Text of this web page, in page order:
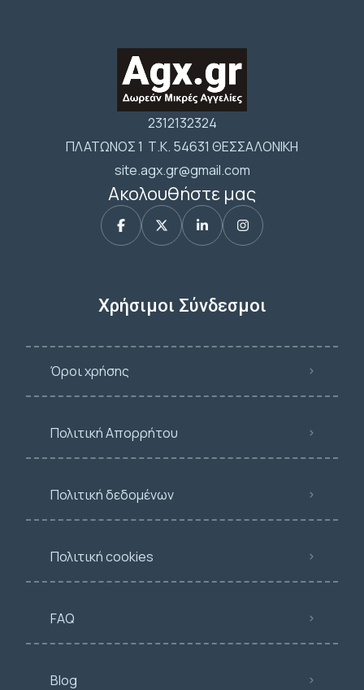
2312132324
ΠΛΑΤΩΝΟΣ 1 Τ.Κ. 54631 ΘΕΣΣΑΛΟΝΙΚΗ
site.agx.gr@gmail.com
Ακολουθήστε μας
Χρήσιμοι Σύνδεσμοι
Όροι χρήσης
Πολιτική Απορρήτου
Πολιτική δεδομένων
Πολιτική cookies
FAQ
Blog